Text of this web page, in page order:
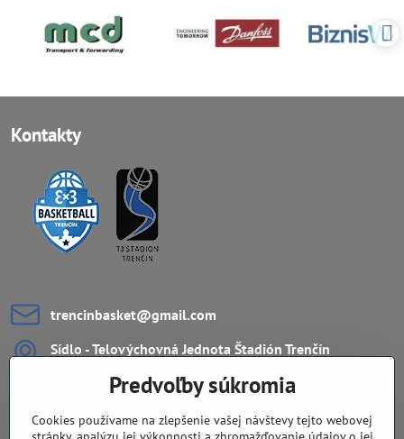
Kontakty
trencinbasket​@gmail​.com
Sídlo - Telovýchovná Jednota Štadión Trenčín
911 08 Trenčín
Dôležité odkazy
Predvoľby súkromia
Cookies používame na zlepšenie vašej návštevy tejto webovej